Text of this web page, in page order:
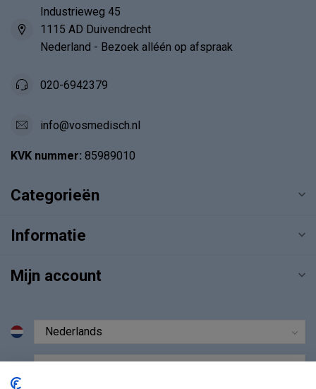
Industrieweg 45
1115 AD Duivendrecht
Nederland - Bezoek alléén op afspraak
020-6942379
info@vosmedisch.nl
KVK nummer: 85989010
Categorieën
Informatie
Mijn account